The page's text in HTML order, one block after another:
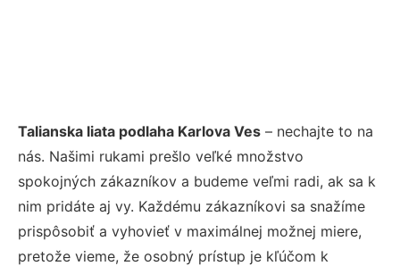
Talianska liata podlaha Karlova Ves – nechajte to na
nás. Našimi rukami prešlo veľké množstvo
spokojných zákazníkov a budeme veľmi radi, ak sa k
nim pridáte aj vy. Každému zákazníkovi sa snažíme
prispôsobiť a vyhovieť v maximálnej možnej miere,
pretože vieme, že osobný prístup je kľúčom k